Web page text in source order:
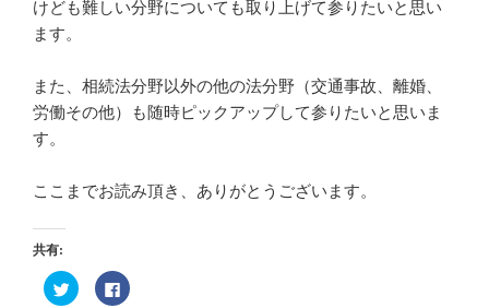
けども難しい分野についても取り上げて参りたいと思い
ます。
また、相続法分野以外の他の法分野（交通事故、離婚、
労働その他）も随時ピックアップして参りたいと思いま
す。
ここまでお読み頂き、ありがとうございます。
共有:
ク
リ
F
a